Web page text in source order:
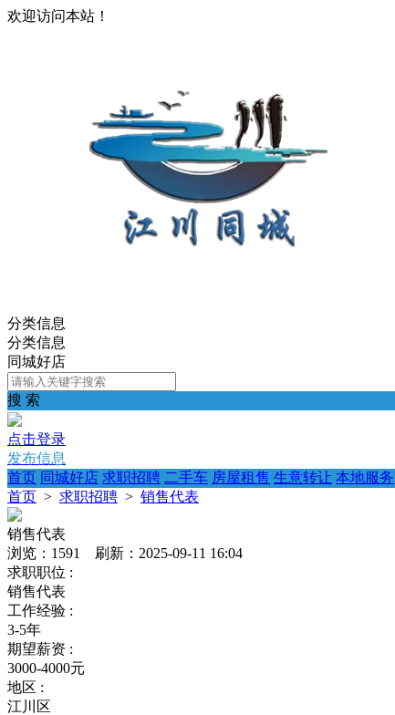
欢迎访问本站！
分类信息
分类信息
同城好店
搜 索
点击登录
发布信息
首页 同城好店 求职招聘 二手车 房屋租售 生意转让 本地服务
首页 > 求职招聘 > 销售代表
销售代表
浏览：1591 刷新：2025-09-11 16:04
求职职位 :
销售代表
工作经验 :
3-5年
期望薪资 :
3000-4000元
地区 :
江川区